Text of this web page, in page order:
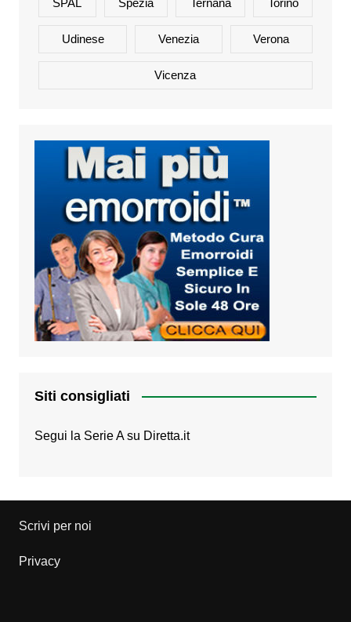
Udinese Venezia Verona
Vicenza
Siti consigliati
Segui la Serie A su Diretta.it
Scrivi per noi
Privacy